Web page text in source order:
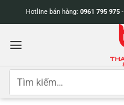
dung
Hotline bán hàng: 0961 795 975 -
Tìm